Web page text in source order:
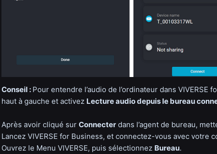
Conseil : Pour entendre l’audio de l’ordinateur dans VIVERSE
haut à gauche et activez Lecture audio depuis le bureau
Après avoir cliqué surConnecter dans l’agent de bureau,
Lancez VIVERSE for Business, et connectez-vous avec votre
Ouvrez le Menu VIVERSE, puis sélectionnez Bureau.